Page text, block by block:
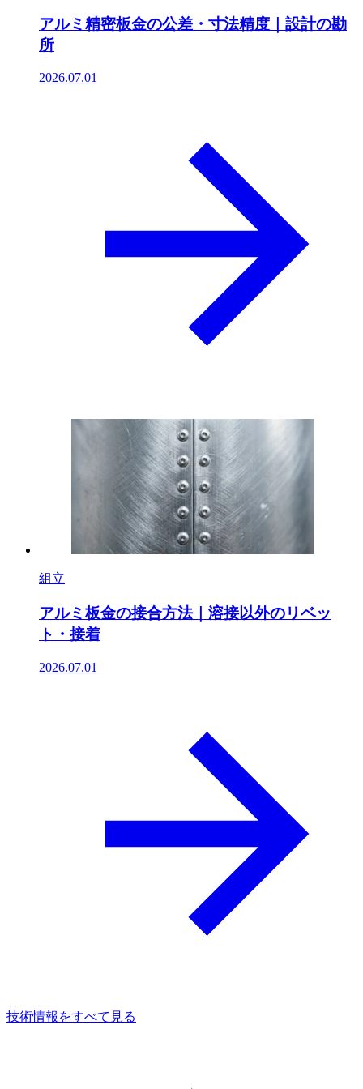
アルミ精密板金の公差・寸法精度｜設計の勘
所
2026.07.01
組立
アルミ板金の接合方法｜溶接以外のリベッ
ト・接着
2026.07.01
技術情報をすべて見る